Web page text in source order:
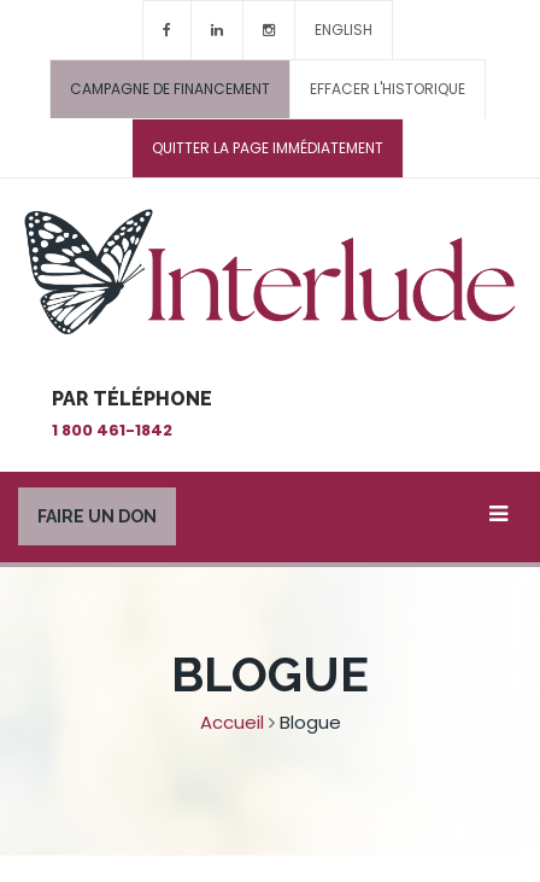
ENGLISH
CAMPAGNE DE FINANCEMENT EFFACER L'HISTORIQUE
QUITTER LA PAGE IMMÉDIATEMENT
PAR TÉLÉPHONE
1 800 461-1842
FAIRE UN DON
BLOGUE
Accueil Blogue